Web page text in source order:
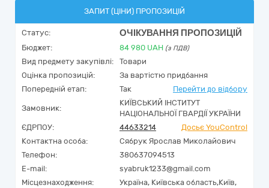
ЗАПИТ (ЦІНИ) ПРОПОЗИЦІЙ
Статус: ОЧІКУВАННЯ ПРОПОЗИЦІЙ
Бюджет: 84 980 UAH (з ПДВ)
Вид предмету закупівлі:
Товари
Оцінка пропозицій:
За вартістю придбання
Попередній етап:
Так Перейти до відбору
Замовник:
КИЇВСЬКИЙ ІНСТИТУТ
НАЦІОНАЛЬНОЇ ГВАРДІЇ УКРАЇНИ
ЄДРПОУ:
44633214
Досьє YouControl
Контактна особа:
Сябрук Ярослав Миколайович
Телефон:
380637094513
E-mail:
syabruk1233@gmail.com
Місцезнаходження:
Україна, Київська область,Київ,